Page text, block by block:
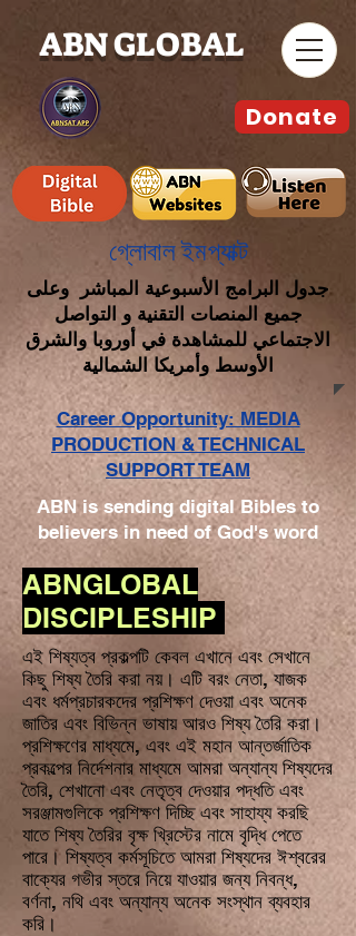
ABN GLOBAL
গ্লোবাল ইমপ্যাক্ট
جدول البرامج الأسبوعية المباشر وعلى
جميع المنصات التقنية و التواصل
الاجتماعي للمشاهدة في أوروبا والشرق
الأوسط وأمريكا الشمالية
ABN is sending digital Bibles to
believers in need of God's word
Donate
Career Opportunity: MEDIA
PRODUCTION & TECHNICAL
SUPPORT TEAM
ABNGLOBAL
DISCIPLESHIP
এই শিষ্যত্ব প্রকল্পটি কেবল এখানে এবং সেখানে
কিছু শিষ্য তৈরি করা নয়। এটি বরং নেতা, যাজক
এবং ধর্মপ্রচারকদের প্রশিক্ষণ দেওয়া এবং অনেক
জাতির এবং বিভিন্ন ভাষায় আরও শিষ্য তৈরি করা।
প্রশিক্ষণের মাধ্যমে, এবং এই মহান আন্তর্জাতিক
প্রকল্পের নির্দেশনার মাধ্যমে আমরা অন্যান্য শিষ্যদের
তৈরি, শেখানো এবং নেতৃত্ব দেওয়ার পদ্ধতি এবং
সরঞ্জামগুলিকে প্রশিক্ষণ দিচ্ছি এবং সাহায্য করছি
যাতে শিষ্য তৈরির বৃক্ষ খ্রিস্টের নামে বৃদ্ধি পেতে
পারে। শিষ্যত্ব কর্মসূচিতে আমরা শিষ্যদের ঈশ্বরের
বাক্যের গভীর স্তরে নিয়ে যাওয়ার জন্য নিবন্ধ,
বর্ণনা, নথি এবং অন্যান্য অনেক সংস্থান ব্যবহার
করি।